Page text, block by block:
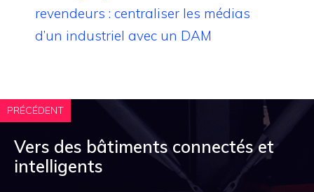
revendeurs : centraliser les médias
d’un industriel avec un DAM
PRÉCÉDENT
Vers des bâtiments connectés et
intelligents